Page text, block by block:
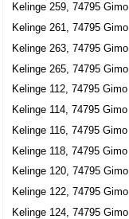
Kelinge 259, 74795 Gimo
Kelinge 261, 74795 Gimo
Kelinge 263, 74795 Gimo
Kelinge 265, 74795 Gimo
Kelinge 112, 74795 Gimo
Kelinge 114, 74795 Gimo
Kelinge 116, 74795 Gimo
Kelinge 118, 74795 Gimo
Kelinge 120, 74795 Gimo
Kelinge 122, 74795 Gimo
Kelinge 124, 74795 Gimo